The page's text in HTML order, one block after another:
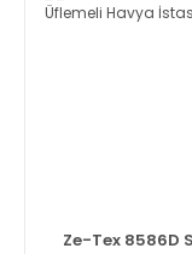
Ze-Tex 8586D